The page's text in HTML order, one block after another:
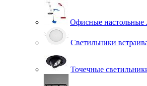
Офисные настольные
Светильники
Точечные